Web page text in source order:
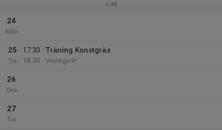
v.48
24
Mån
25
Tis
17:30
18:30
Träning Konstgräs
Veddige IP
26
Ons
27
Tor